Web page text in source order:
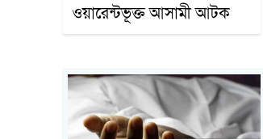
ওয়ারেন্টভূক্ত আসামী আটক